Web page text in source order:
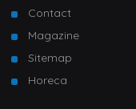
Contact
Magazine
Sitemap
Horeca